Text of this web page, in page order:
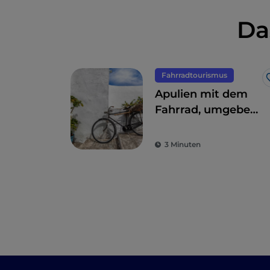
Fahrradtourismus
Apulien mit dem
Fahrrad, umgeben
Olivenbäumen und
3 Minuten